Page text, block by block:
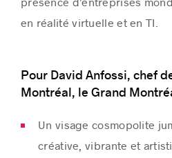
en réalité virtuelle et en TI.
Pour David Anfossi, chef
Montréal, le Grand
Un visage cosmopolite
créative, vibrante et